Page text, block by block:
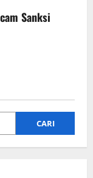
Sanksi
CARI